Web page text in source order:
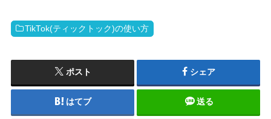
TikTok(ティックトック)の使い方
ポスト シェア
はてブ 送る